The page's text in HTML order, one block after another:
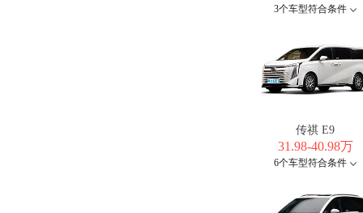
3个车型符合条件
传祺 E9
31.98-40.98万
6个车型符合条件